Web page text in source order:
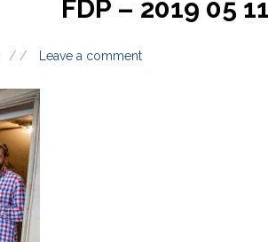
FDP – 2019 05
/ / Leave a comment